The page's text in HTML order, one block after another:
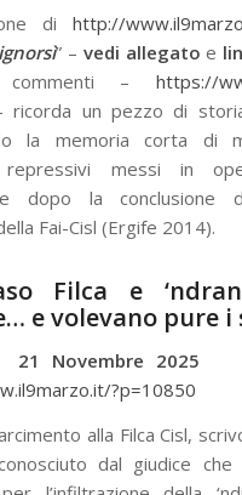
dihttp://
” – vedi allegato e
commenti –https://
ricorda un pezzo di
la memoria corta di
repressivi messi in
dopo la conclusione
Fai-Cisl (Ergife 2014).
Filca e
e volevano pure i
21 Novembre 2025
?p=10850
alla Filca Cisl,
dal giudice